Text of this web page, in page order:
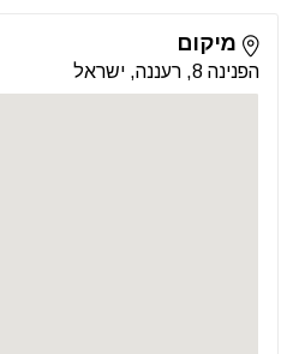
מיקום
הפנינה 8, רעננה, ישראל